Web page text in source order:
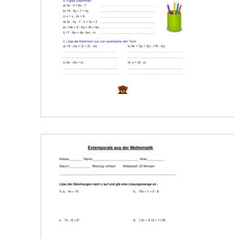
ein, und gib deren Koordinaten an!
b) Ermittle die Lage der Spiegelachse s und zeichne diese ein.
c)
Zeichne die Bildfigur d in das Koordinatensystem ein.
10
3
1